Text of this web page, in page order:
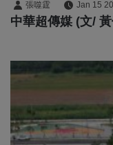
作
張噬霆 Jan 15
中華超傳媒 (文/